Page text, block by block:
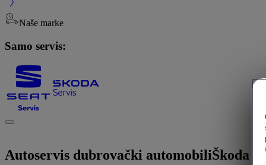
Naše marke
Samo servis:
Autoservis dubrovački automobiliŠkoda